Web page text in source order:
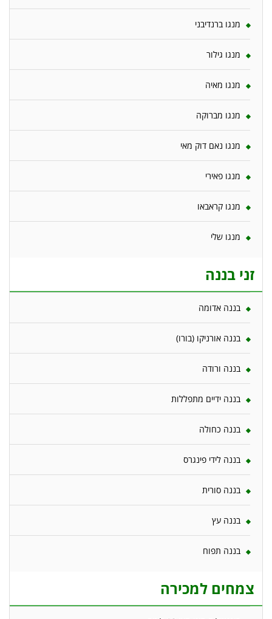
מנגו ברנדיבני
מנגו גילור
מנגו מאיה
מנגו מברוקה
מנגו נאם דוק מאי
מנגו פאירי
מנגו קראבאו
מנגו שלי
זני בננה
בננה אדומה
בננה אורניקו (בורו)
בננה ורודה
בננה ידיים מתפללות
בננה כחולה
בננה לידי פינגרס
בננה סורית
בננה עץ
בננה תפוח
צמחים למכירה